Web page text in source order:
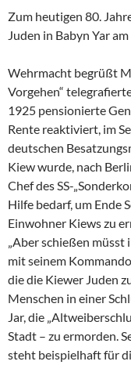
Zum heutigen 80.
Juden in Babyn Yar
Wehrmacht begrüßt
Vorgehen“
1925 pensionierte
Rente reaktiviert, im
deutschen
Kiew wurde, nach
Chef des SS-
Hilfe bedarf, um Ende
Einwohner Kiews zu
„Aber schießen müsst
mit seinem
die die Kiewer Juden
Menschen in einer
Jar, die
Stadt – zu ermorden.
steht beispielhaft für